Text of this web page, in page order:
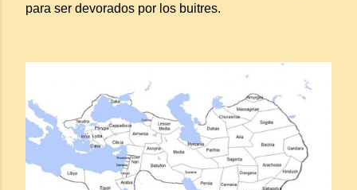
para ser devorados por los buitres.